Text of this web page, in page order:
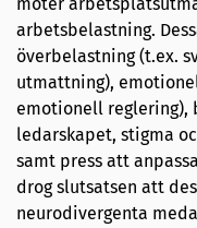
möter
arbetsbelastning.
överbelastning (t.ex.
utmattning),
emotionell reglering),
ledarskapet, stigma
samt press att
drog slutsatsen att
neurodivergenta